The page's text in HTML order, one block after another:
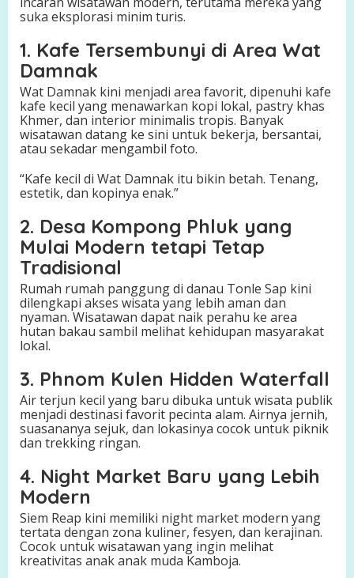
suka eksplorasi minim turis.
1. Kafe Tersembunyi di Area Wat
Damnak
Wat Damnak kini menjadi area favorit, dipenuhi kafe
kafe kecil yang menawarkan kopi lokal, pastry khas
Khmer, dan interior minimalis tropis. Banyak
wisatawan datang ke sini untuk bekerja, bersantai,
atau sekadar mengambil foto.
“Kafe kecil di Wat Damnak itu bikin betah. Tenang,
estetik, dan kopinya enak.”
2. Desa Kompong Phluk yang
Mulai Modern tetapi Tetap
Tradisional
Rumah rumah panggung di danau Tonle Sap kini
dilengkapi akses wisata yang lebih aman dan
nyaman. Wisatawan dapat naik perahu ke area
hutan bakau sambil melihat kehidupan masyarakat
lokal.
3. Phnom Kulen Hidden Waterfall
Air terjun kecil yang baru dibuka untuk wisata publik
menjadi destinasi favorit pecinta alam. Airnya jernih,
suasananya sejuk, dan lokasinya cocok untuk piknik
dan trekking ringan.
4. Night Market Baru yang Lebih
Modern
Siem Reap kini memiliki night market modern yang
tertata dengan zona kuliner, fesyen, dan kerajinan.
Cocok untuk wisatawan yang ingin melihat
kreativitas anak anak muda Kamboja.